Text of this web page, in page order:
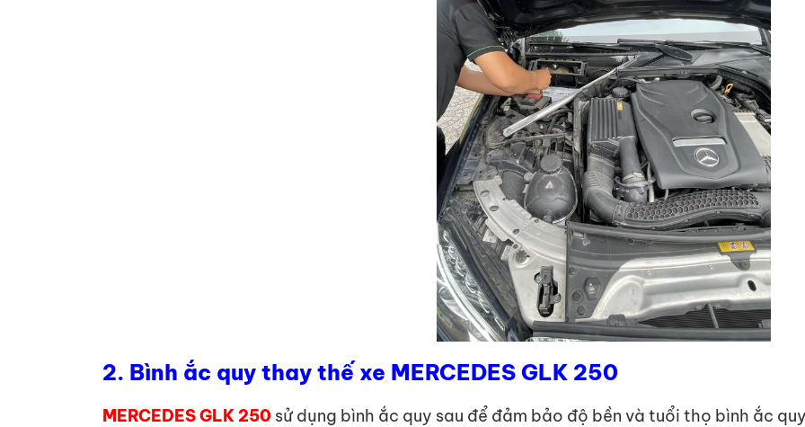
2. Bình ắc quy thay thế xe MERCEDES GLK 250
MERCEDES GLK 250 sử dụng bình ắc quy sau để đảm bảo độ bền và tuổi thọ bình ắc